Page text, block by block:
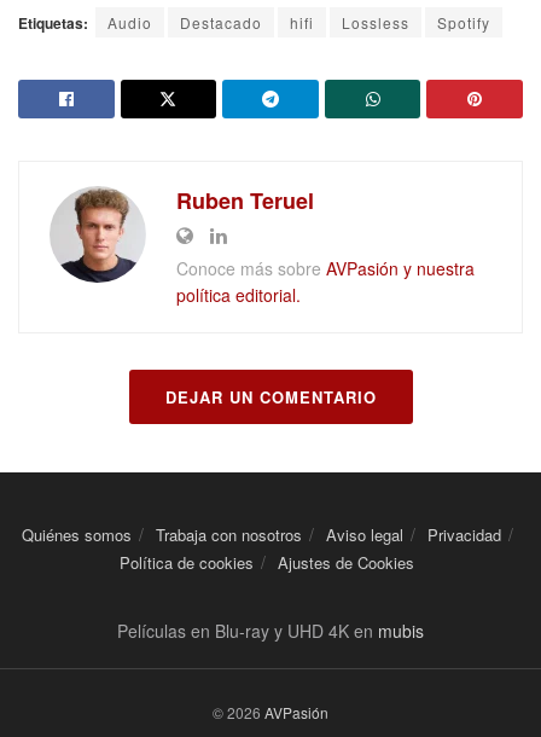
Etiquetas: Audio Destacado hifi Lossless Spotify
Ruben Teruel
Conoce más sobre AVPasión y nuestra
política editorial.
DEJAR UN COMENTARIO
Quiénes somos Trabaja con nosotros Aviso legal
Privacidad
Política de cookies
Ajustes de Cookies
Películas en Blu-ray y UHD 4K en mubis
© 2026 AVPasión